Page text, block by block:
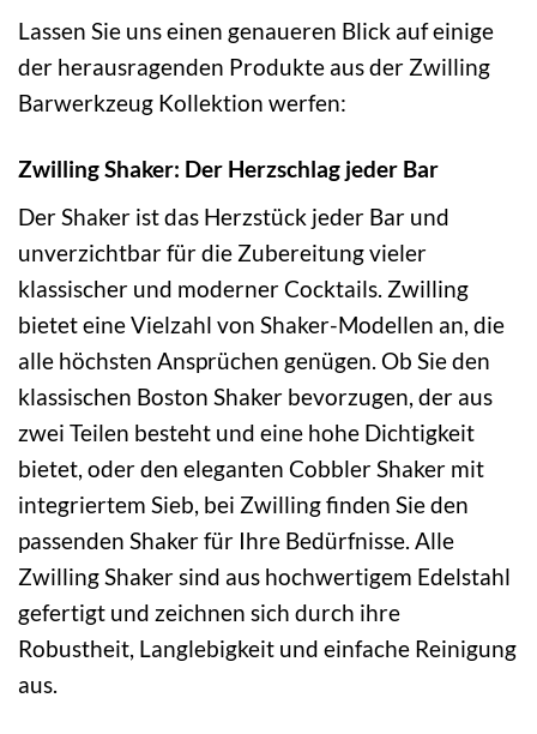
Lassen Sie uns einen genaueren Blick auf einige
der herausragenden Produkte aus der Zwilling
Barwerkzeug Kollektion werfen:
Zwilling Shaker: Der Herzschlag jeder Bar
Der Shaker ist das Herzstück jeder Bar und
unverzichtbar für die Zubereitung vieler
klassischer und moderner Cocktails. Zwilling
bietet eine Vielzahl von Shaker-Modellen an, die
alle höchsten Ansprüchen genügen. Ob Sie den
klassischen Boston Shaker bevorzugen, der aus
zwei Teilen besteht und eine hohe Dichtigkeit
bietet, oder den eleganten Cobbler Shaker mit
integriertem Sieb, bei Zwilling finden Sie den
passenden Shaker für Ihre Bedürfnisse. Alle
Zwilling Shaker sind aus hochwertigem Edelstahl
gefertigt und zeichnen sich durch ihre
Robustheit, Langlebigkeit und einfache Reinigung
aus.